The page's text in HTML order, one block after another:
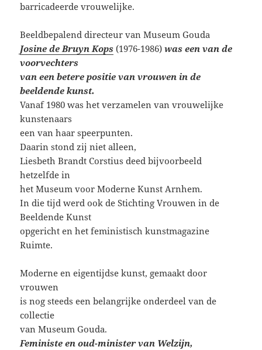
barricadeerde vrouwelijke.
Beeldbepalend directeur van Museum Gouda
Josine de Bruyn Kops (1976-1986) was een van de
voorvechters
van een betere positie van vrouwen in de
beeldende kunst.
Vanaf 1980 was het verzamelen van vrouwelijke
kunstenaars
een van haar speerpunten.
Daarin stond zij niet alleen,
Liesbeth Brandt Corstius deed bijvoorbeeld
hetzelfde in
het Museum voor Moderne Kunst Arnhem.
In die tijd werd ook de Stichting Vrouwen in de
Beeldende Kunst
opgericht en het feministisch kunstmagazine
Ruimte.
Moderne en eigentijdse kunst, gemaakt door
vrouwen
is nog steeds een belangrijke onderdeel van de
collectie
van Museum Gouda.
Feministe en oud-minister van Welzijn,